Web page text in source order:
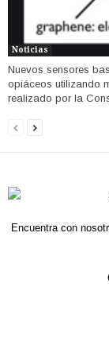
Noticias
Nuevos sensores
opiáceos utilizando
realizado por la
Encuentra con